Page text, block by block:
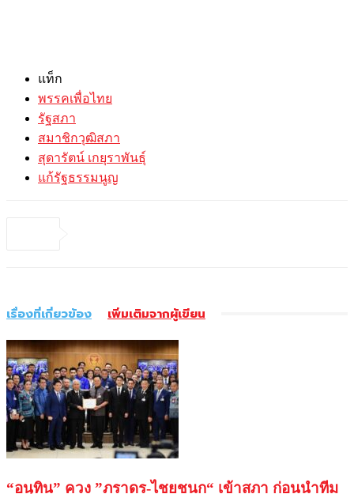
แท็ก
พรรคเพื่อไทย
รัฐสภา
สมาชิกวุฒิสภา
สุดารัตน์ เกยุราพันธุ์
แก้รัฐธรรมนูญ
เรื่องที่เกี่ยวข้อง เพิ่มเติมจากผู้เขียน
“อนุทิน” ควง ”ภราดร-ไชยชนก“ เข้าสภา ก่อนนำทีม